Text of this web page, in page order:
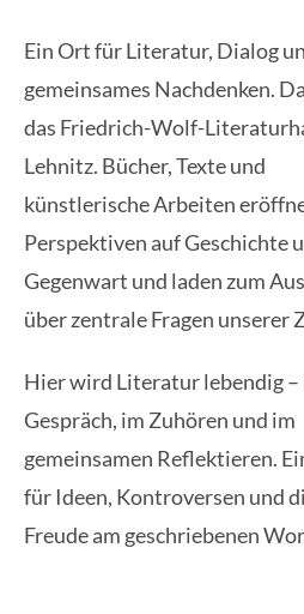
Ein Ort für Literatur, Dialog
gemeinsames Nachdenken.
das Friedrich-Wolf-
Lehnitz. Bücher, Texte und
künstlerische Arbeiten
Perspektiven auf Geschichte
Gegenwart und laden zum
über zentrale Fragen unserer
Hier wird Literatur lebendig –
Gespräch, im Zuhören und im
gemeinsamen Reflektieren.
für Ideen, Kontroversen und
Freude am geschriebenen